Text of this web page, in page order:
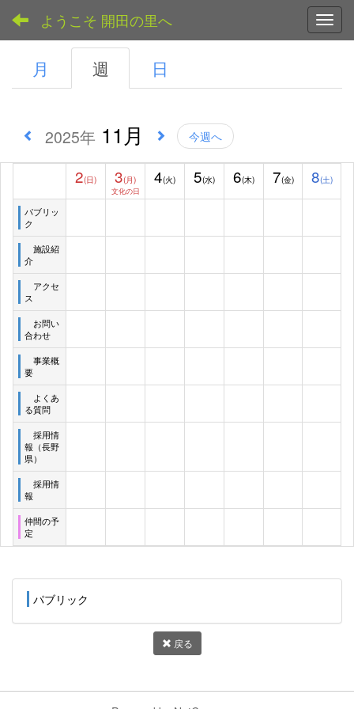
ようこそ 開田の里へ
月 週 日
2025年 11月 今週へ
2(日) 3(月)
文化の日
4(火) 5(水) 6(木) 7(金) 8(土)
パブリッ
ク
施設紹
介
アクセ
ス
お問い
合わせ
事業概
要
よくあ
る質問
採用情
報（長野
県）
採用情
報
仲間の予
定
パブリック
戻る